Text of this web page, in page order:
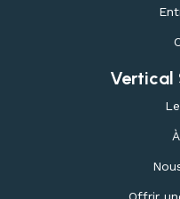
Vertical